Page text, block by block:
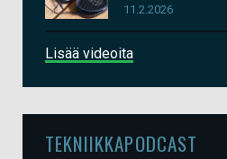
11.2.2026
Lisää videoita
TEKNIIKKAPODCAST